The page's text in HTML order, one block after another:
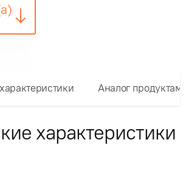
Аналог
характеристики